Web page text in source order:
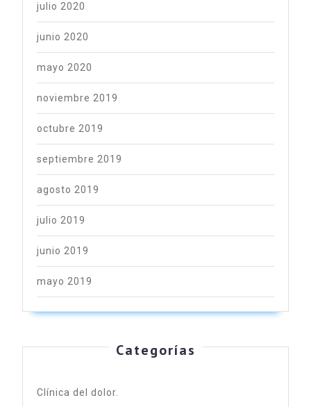
julio 2020
junio 2020
mayo 2020
noviembre 2019
octubre 2019
septiembre 2019
agosto 2019
julio 2019
junio 2019
mayo 2019
Categorías
Clínica del dolor.